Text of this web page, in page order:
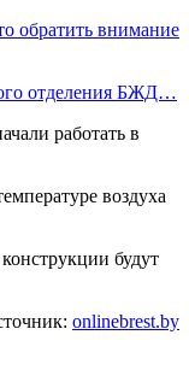
обратить внимание
отделения БЖД…
воздуха
будут
onlinebrest.by